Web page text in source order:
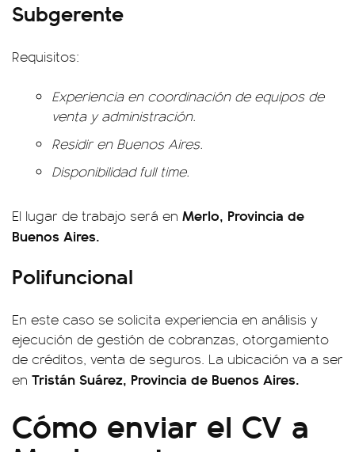
Subgerente
Requisitos:
Experiencia en coordinación de equipos de
venta y administración.
Residir en Buenos Aires.
Disponibilidad full time.
El lugar de trabajo será en Merlo, Provincia de
Buenos Aires.
Polifuncional
En este caso se solicita experiencia en análisis y
ejecución de gestión de cobranzas, otorgamiento
de créditos, venta de seguros. La ubicación va a ser
en Tristán Suárez, Provincia de Buenos Aires.
Cómo enviar el CV a